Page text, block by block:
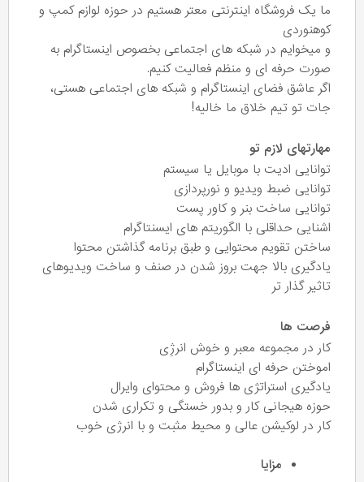
ما یک فروشگاه اینترنتی معتر هستیم در حوزه لوازم کمپ و
کوهنوردی
و میخوایم در شبکه های اجتماعی بخصوص اینستاگرام به
صورت حرفه ای و منظم فعالیت کنیم.
اگر عاشق فضای اینستاگرام و شبکه های اجتماعی هستی،
جات تو تیم خلاق ما خالیه!
مهارتهای لازم تو
توانایی ادیت با موبایل یا سیستم
توانایی ضبط ویدیو و نورپردازی
توانایی ساخت بنر و کاور پست
اشنایی حداقلی با الگوریتم های ایسنتاگرام
ساختن تقویم محتوایی و طبق برنامه گذاشتن محتوا
یادگیری بالا جهت بروز شدن در صنف و ساخت ویدیوهای
تاثیر گذار تر
فرصت ها
کار در مجموعه معبر و خوش انرژِی
اموختن حرفه ای اینستاگرام
یادگیری استراتژی ها فروش و محتوای وایرال
حوزه هیجانی کار و بدور خستگی و تکراری شدن
کار در لوکیشن عالی و محیط مثبت و با انرژی خوب
مزایا